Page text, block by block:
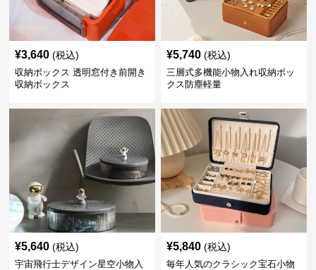
¥3,640 (税込)
収納ボックス 透明窓付き前開き
収納ボックス
¥5,740 (税込)
三層式多機能小物入れ収納ボッ
クス防塵軽量
¥5,640 (税込)
宇宙飛行士デザイン星空小物入
¥5,840 (税込)
毎年人気のクラシック宝石小物